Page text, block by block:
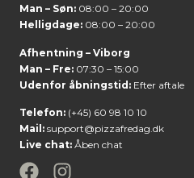
Man – Søn: 08:00 – 20:00
Helligdage: 08:00 – 20:00
Afhentning – Viborg
Man – Fre: 07:30 – 15:00
Udenfor åbningstid: Efter aftale
Telefon: (+45) 60 98 10 10
Mail: support@pizzafredag.dk
Live chat: Åben chat